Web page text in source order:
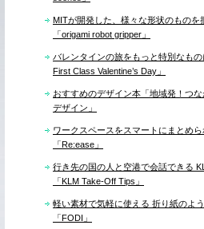
MITが開発した、様々な形状のものを
「origami robot gripper」
バレンタインの旅をもっと特別なも
First Class Valentine’s Day」
おすすめのデザイン本「地域発！つ
デザイン」
ワークスペースをスマートにまとめ
「Re:ease」
行き先の国の人と空港で会話できる
「KLM Take-Off Tips」
軽い素材で気軽に使える 折り紙のよ
「FODI」